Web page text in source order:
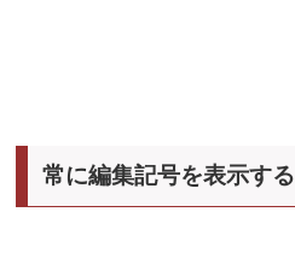
常に編集記号を表示する